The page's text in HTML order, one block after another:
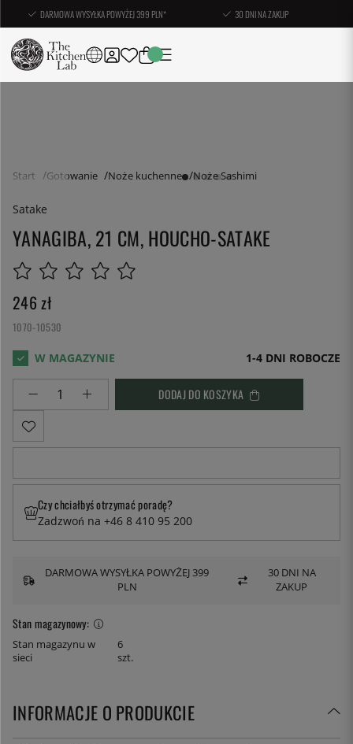
DARMOWA WYSYŁKA POWYŻEJ 399 PLN* 30 DNI NA ZAKUP
Start Gotowanie Noże kuchenne Noże Sashimi
Satake
YANAGIBA, 21 CM, HOUCHO-SATAKE
246 zł
1070-10530
1-4 DNI ROBOCZE
DODAJ DO KOSZYKA
Stan magazynowy:
Stan magazynu w
sieci
6
szt.
Czy chciałbyś otrzymać poradę?
Zadzwoń na +46 8 410 95 200
DARMOWA WYSYŁKA POWYŻEJ 399
PLN
30 DNI NA
ZAKUP
INFORMACJE O PRODUKCIE